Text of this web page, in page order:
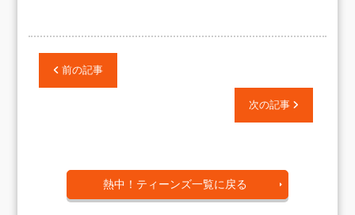
前の記事
次の記事
熱中！ティーンズ一覧に戻る